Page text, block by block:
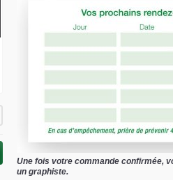
Une fois votre commande confirmée,
un graphiste.